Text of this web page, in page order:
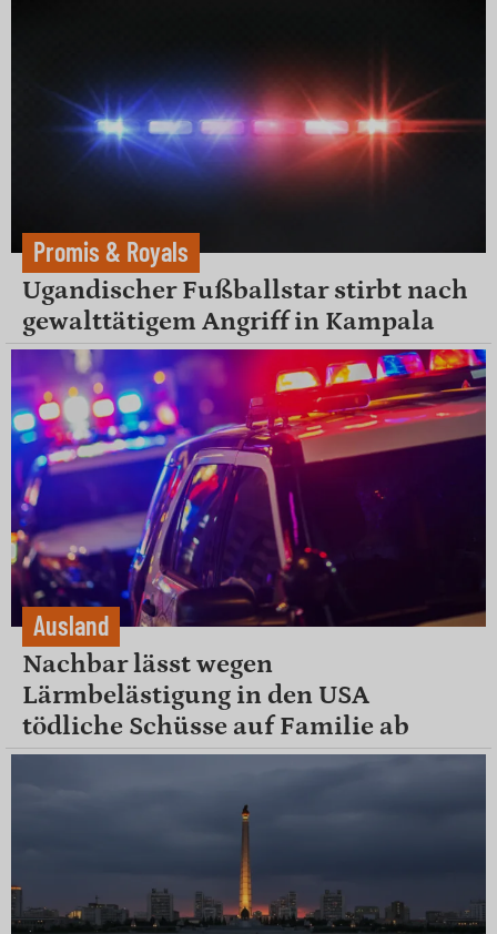
Promis & Royals
Ugandischer Fußballstar stirbt nach
gewalttätigem Angriff in Kampala
Ausland
Nachbar lässt wegen
Lärmbelästigung in den USA
tödliche Schüsse auf Familie ab